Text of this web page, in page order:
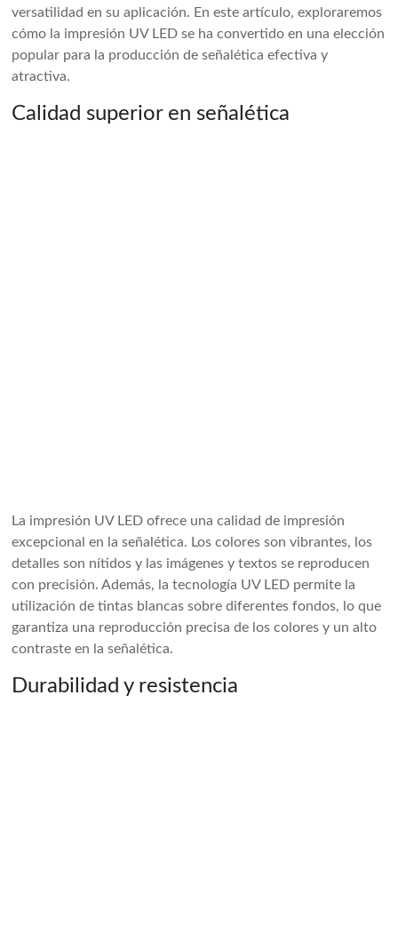
versatilidad en su aplicación. En este artículo, exploraremos
cómo la impresión UV LED se ha convertido en una elección
popular para la producción de señalética efectiva y
atractiva.
Calidad superior en señalética
La impresión UV LED ofrece una calidad de impresión
excepcional en la señalética. Los colores son vibrantes, los
detalles son nítidos y las imágenes y textos se reproducen
con precisión. Además, la tecnología UV LED permite la
utilización de tintas blancas sobre diferentes fondos, lo que
garantiza una reproducción precisa de los colores y un alto
contraste en la señalética.
Durabilidad y resistencia